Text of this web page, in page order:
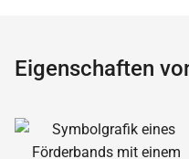
Eigenschaften